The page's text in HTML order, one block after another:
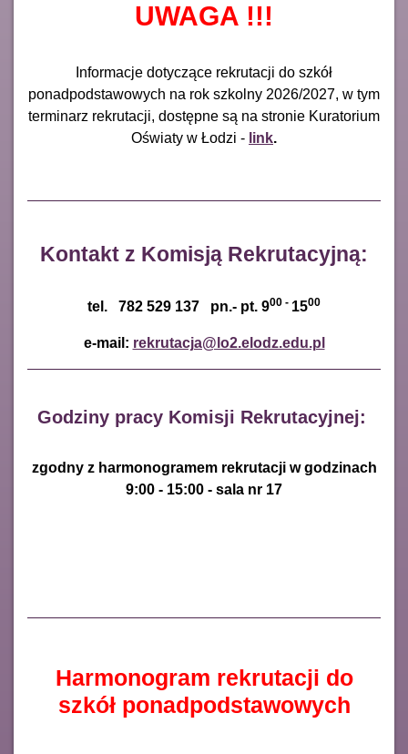
UWAGA !!!
Informacje dotyczące rekrutacji do szkół
ponadpodstawowych na rok szkolny 2026/2027, w tym
terminarz rekrutacji, dostępne są na stronie Kuratorium
Oświaty w Łodzi - link.
Kontakt z Komisją Rekrutacyjną:
tel. 782 529 137 pn.- pt. 900 - 1500
e-mail: rekrutacja@lo2.elodz.edu.pl
Godziny pracy Komisji Rekrutacyjnej:
zgodny z harmonogramem rekrutacji w godzinach
9:00 - 15:00 - sala nr 17
Harmonogram rekrutacji do
szkół ponadpodstawowych